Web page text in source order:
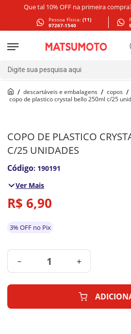
Que tal 10% OFF na primeira
Pessoa Física: (11)
97267-1540
Digite sua pesquisa aqui
descartáveis e embalagens
copos
copo de plastico crystal bello 250ml c/25
COPO DE PLASTICO
C/25 UNIDADES
: 190191
Ver Mais
R$ 6,90
3% OFF no Pix
－ ＋